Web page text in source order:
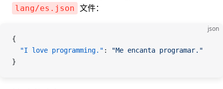
lang/es.json 文件：
json
{
  "I love programming."
:
"Me encanta programar."
}